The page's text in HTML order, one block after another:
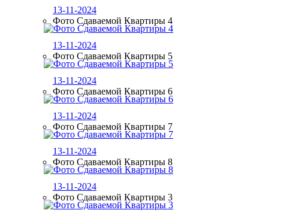
13-11-2024
Фото Сдаваемой Квартиры 4
13-11-2024
Фото Сдаваемой Квартиры 5
13-11-2024
Фото Сдаваемой Квартиры 6
13-11-2024
Фото Сдаваемой Квартиры 7
13-11-2024
Фото Сдаваемой Квартиры 8
13-11-2024
Фото Сдаваемой Квартиры 3